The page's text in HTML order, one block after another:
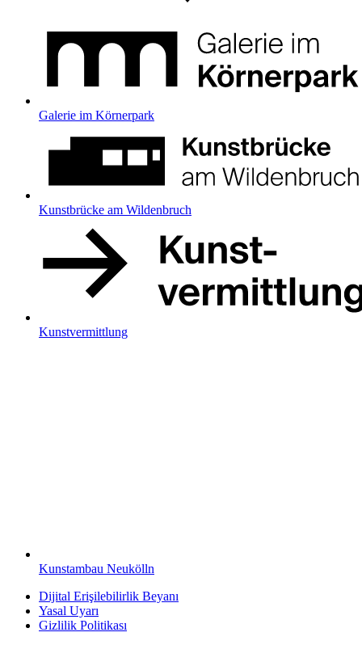
Galerie im Körnerpark
Kunstbrücke am Wildenbruch
Kunstvermittlung
Kunstambau Neukölln
Dijital Erişilebilirlik Beyanı
Yasal Uyarı
Gizlilik Politikası